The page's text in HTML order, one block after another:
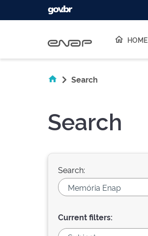
HOME
Search
Search
Search:
Current filters: